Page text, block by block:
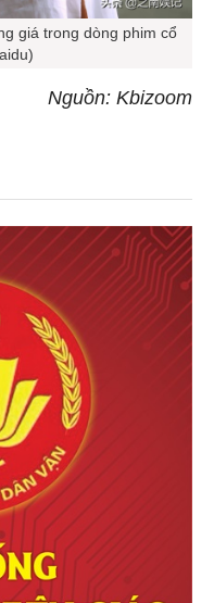
giá trong dòng phim cổ
Nguồn: Kbizoom